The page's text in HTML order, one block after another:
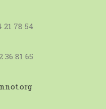
21 78 54
36 81 65
S’ouvre